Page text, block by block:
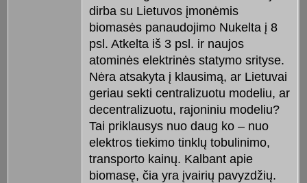
dirba su Lietuvos įmonėmis
biomasės panaudojimo Nukelta į 8
psl. Atkelta iš 3 psl. ir naujos
atominės elektrinės statymo srityse.
Nėra atsakyta į klausimą, ar Lietuvai
geriau sekti centralizuotu modeliu, ar
decentralizuotu, rajoniniu modeliu?
Tai priklausys nuo daug ko – nuo
elektros tiekimo tinklų tobulinimo,
transporto kainų. Kalbant apie
biomasę, čia yra įvairių pavyzdžių.